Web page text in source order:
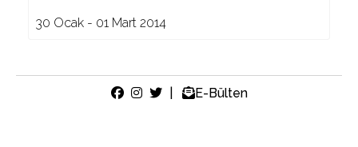
30 Ocak - 01 Mart 2014
E-Bülten